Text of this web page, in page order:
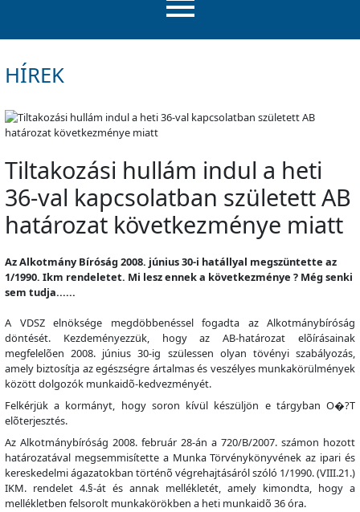
HÍREK
Tiltakozási hullám indul a heti
36-val kapcsolatban született AB
határozat következménye miatt
Az Alkotmány Bíróság 2008. június 30-i hatállyal megszüntette az
1/1990. Ikm rendeletet. Mi lesz ennek a következménye ? Még senki
sem tudja......
A VDSZ elnöksége megdöbbenéssel fogadta az Alkotmánybíróság
döntését. Kezdeményezzük, hogy az AB-határozat elõírásainak
megfelelõen 2008. június 30-ig szülessen olyan tövényi szabályozás,
amely biztosítja az egészségre ártalmas és veszélyes munkakörülmények
között dolgozók munkaidõ-kedvezményét.
Felkérjük a kormányt, hogy soron kívül készüljön e tárgyban O�?T
elõterjesztés.
Az Alkotmánybíróság 2008. február 28-án a 720/B/2007. számon hozott
határozatával megsemmisítette a Munka Törvénykönyvének az ipari és
kereskedelmi ágazatokban történõ végrehajtásáról szóló 1/1990. (VIII.21.)
IKM. rendelet 4.§-át és annak mellékletét, amely kimondta, hogy a
mellékletben felsorolt munkakörökben a heti munkaidõ 36 óra.